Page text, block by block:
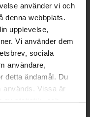
använder vi och
denna webbplats.
upplevelse,
Vi använder dem
sociala
användare,
detta ändamål. Du
används. Vissa är
av statistik- och
10 00